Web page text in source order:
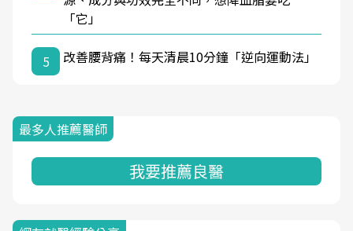
「它」
5 改善腰背痛！每天清晨10分鐘「逆向運動法」
最多人推薦醫師
我要推薦良醫